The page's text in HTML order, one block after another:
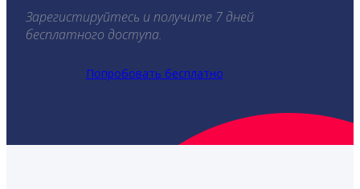
Зарегистируйтесь и получите 7 дней
бесплатного доступа.
Попробовать бесплатно